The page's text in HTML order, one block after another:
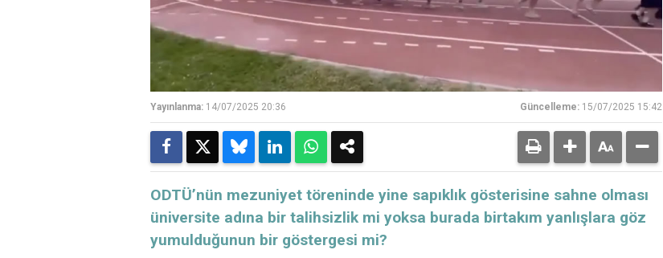
Yayınlanma: 14/07/2025 20:36 Güncelleme: 15/07/2025 15:42
​​​​​​​ODTÜ’nün mezuniyet töreninde yine sapıklık gösterisine sahne olması
üniversite adına bir talihsizlik mi yoksa burada birtakım yanlışlara göz
yumulduğunun bir göstergesi mi?